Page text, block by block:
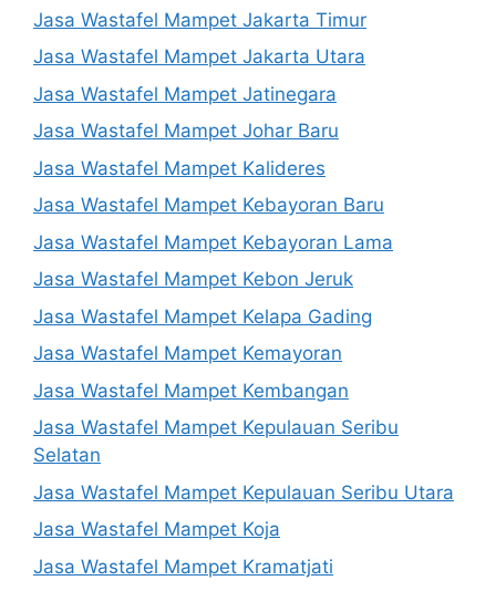
Jasa Wastafel Mampet Jakarta Timur
Jasa Wastafel Mampet Jakarta Utara
Jasa Wastafel Mampet Jatinegara
Jasa Wastafel Mampet Johar Baru
Jasa Wastafel Mampet Kalideres
Jasa Wastafel Mampet Kebayoran Baru
Jasa Wastafel Mampet Kebayoran Lama
Jasa Wastafel Mampet Kebon Jeruk
Jasa Wastafel Mampet Kelapa Gading
Jasa Wastafel Mampet Kemayoran
Jasa Wastafel Mampet Kembangan
Jasa Wastafel Mampet Kepulauan Seribu
Selatan
Jasa Wastafel Mampet Kepulauan Seribu Utara
Jasa Wastafel Mampet Koja
Jasa Wastafel Mampet Kramatjati